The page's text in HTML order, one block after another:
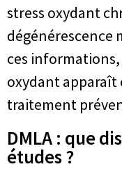
stress oxydant
dégénérescence
ces
oxydant apparaît
traitement
DMLA : que
études ?